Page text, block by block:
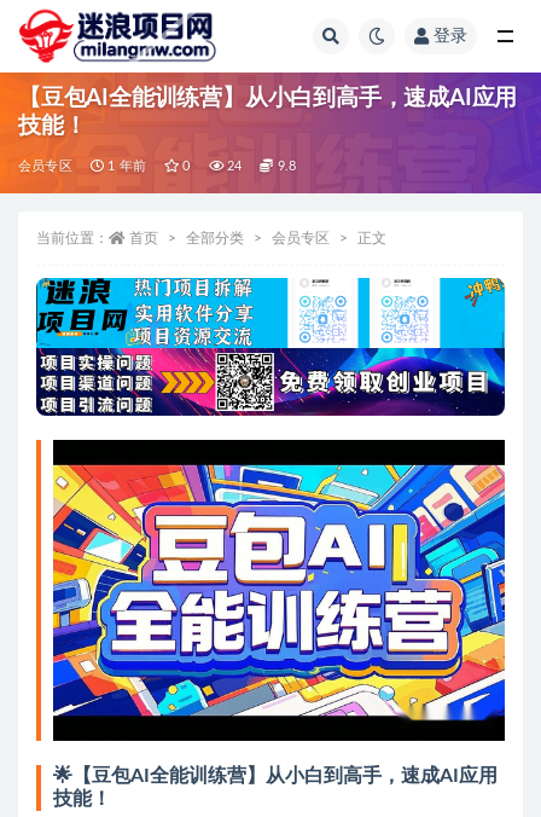
登录
【豆包AI全能训练营】从小白到高手，速成AI应用
技能！
会员专区 1 年前 0 24 9.8
当前位置： 首页 全部分类 会员专区 正文
🌟【豆包AI全能训练营】从小白到高手，速成AI应用
技能！
全部